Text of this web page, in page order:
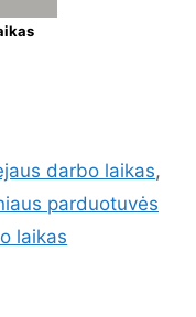
darbo laikas,
parduotuvės
laikas